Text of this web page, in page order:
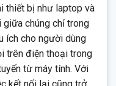
thiết bị như laptop và
giữa chúng chỉ trong
ích cho người dùng
trên điện thoại trong
từ máy tính. Với